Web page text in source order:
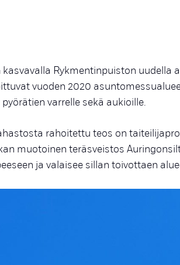
Rykmentinpuiston uudella
vuoden 2020
varrelle sekä aukioille.
rahoitettu teos on
muotoinen teräsveistos
ja valaisee sillan toivottaen